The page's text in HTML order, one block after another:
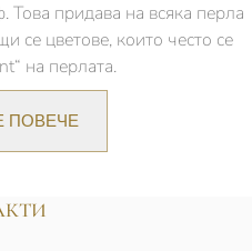
Това придава на всяка перла
се цветове, които често се
на перлата.
ПОВЕЧЕ